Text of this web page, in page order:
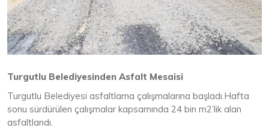
Turgutlu Belediyesinden Asfalt Mesaisi
Turgutlu Belediyesi asfaltlama çalışmalarına başladı.Hafta
sonu sürdürülen çalışmalar kapsamında 24 bin m2’lik alan
asfaltlandı.